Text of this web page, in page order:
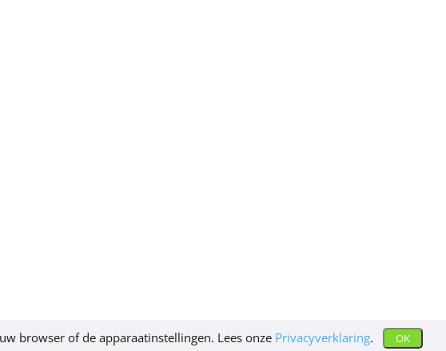
browser of de apparaatinstellingen. Lees onze Privacyverklaring. OK